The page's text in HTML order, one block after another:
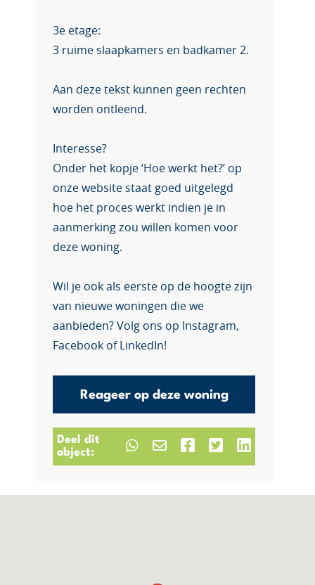
3e etage:
3 ruime slaapkamers en badkamer 2.
Aan deze tekst kunnen geen rechten
worden ontleend.
Interesse?
Onder het kopje ‘Hoe werkt het?’ op
onze website staat goed uitgelegd
hoe het proces werkt indien je in
aanmerking zou willen komen voor
deze woning.
Wil je ook als eerste op de hoogte zijn
van nieuwe woningen die we
aanbieden? Volg ons op Instagram,
Facebook of LinkedIn!
Reageer op deze woning
Deel dit
object: